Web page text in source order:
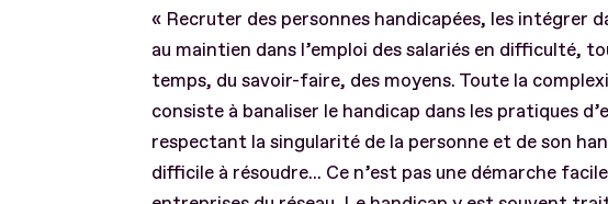
« Recruter des personnes handicapées, les intégrer
au maintien dans l’emploi des salariés en difficulté,
temps, du savoir-faire, des moyens. Toute la
consiste à banaliser le handicap dans les pratiques
respectant la singularité de la personne et de son
difficile à résoudre... Ce n’est pas une démarche